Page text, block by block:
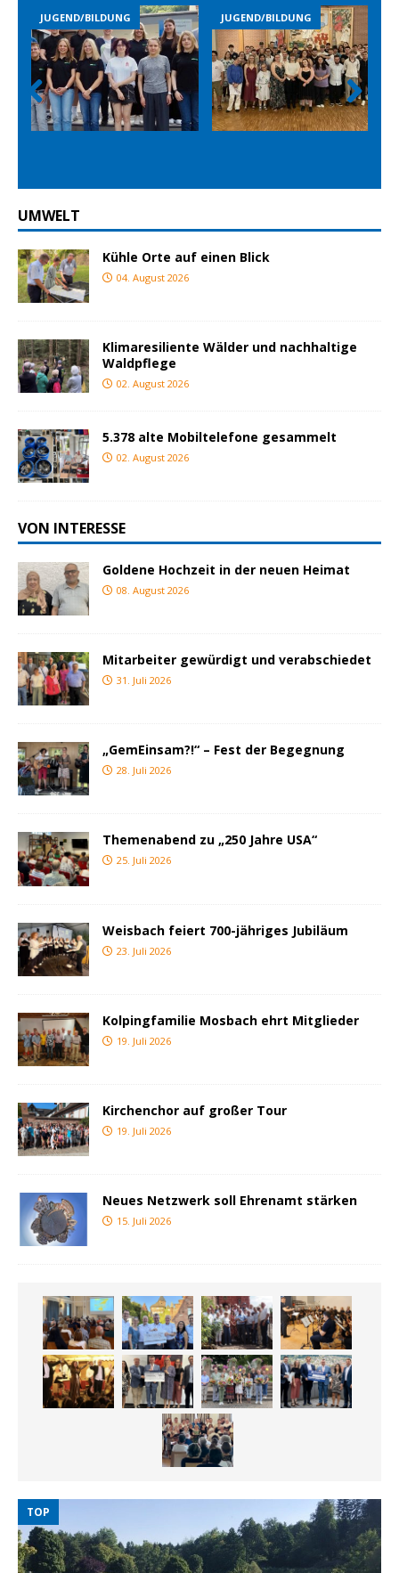
JUGEND/BILDUNG JUGEND/BILDUNG
Prev
ious
Nex
t
UMWELT
Kühle Orte auf einen Blick
04. August 2026
Klimaresiliente Wälder und nachhaltige
Waldpflege
02. August 2026
5.378 alte Mobiltelefone gesammelt
02. August 2026
VON INTERESSE
Goldene Hochzeit in der neuen Heimat
08. August 2026
Mitarbeiter gewürdigt und verabschiedet
31. Juli 2026
„GemEinsam?!“ – Fest der Begegnung
28. Juli 2026
Themenabend zu „250 Jahre USA“
25. Juli 2026
Weisbach feiert 700-jähriges Jubiläum
23. Juli 2026
Kolpingfamilie Mosbach ehrt Mitglieder
19. Juli 2026
Kirchenchor auf großer Tour
19. Juli 2026
Neues Netzwerk soll Ehrenamt stärken
15. Juli 2026
TOP